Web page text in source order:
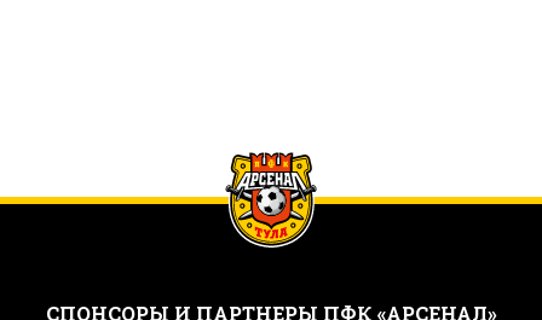
CПОНСОРЫ И ПАРТНЕРЫ ПФК «АРСЕНАЛ»